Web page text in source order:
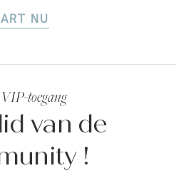
NU
toegang
van de
!